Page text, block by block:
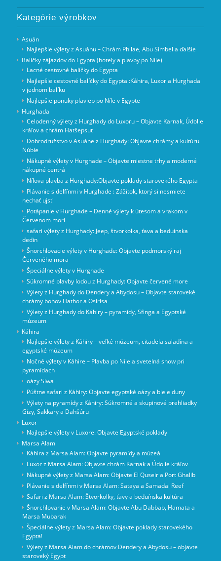
Kategórie výrobkov
Asuán
Najlepšie výlety z Asuánu – Chrám Philae, Abu Simbel a ďalšie
Balíčky zájazdov do Egypta (hotely a plavby po Níle)
Lacné cestovné balíčky do Egypta
Najlepšie cestovné balíčky do Egypta :Káhira, Luxor a Hurghada
v jednom balíku
Najlepšie ponuky plavieb po Níle v Egypte
Hurghada
Celodenný výlety z Hurghady do Luxoru – Objavte Karnak, Údolie
kráľov a chrám Hatšepsut
Dobrodružstvo v Asuáne z Hurghady: Objavte chrámy a kultúru
Núbie
Nákupné výlety v Hurghade – Objavte miestne trhy a moderné
nákupné centrá
Nílova plavba z Hurghady:Objavte poklady starovekého Egypta
Plávanie s delfínmi v Hurghade : Zážitok, ktorý si nesmiete
nechať ujsť
Potápanie v Hurghade – Denné výlety k útesom a vrakom v
Červenom mori
safari výlety z Hurghady: Jeep, štvorkolka, ťava a beduínska
dedin
Šnorchlovacie výlety v Hurghade: Objavte podmorský raj
Červeného mora
Špeciálne výlety v Hurghade
Súkromné ​​plavby loďou z Hurghady: Objavte červené more
Výlety z Hurghady do Dendery a Abydosu – Objavte staroveké
chrámy bohov Hathor a Osirisa
Výlety z Hurghady do Káhiry – pyramídy, Sfinga a Egyptské
múzeum
Káhira
Najlepšie výlety z Káhiry – veľké múzeum, citadela saladína a
egyptské múzeum
Nočné výlety v Káhire – Plavba po Níle a svetelná show pri
pyramídach
oázy Siwa
Púštne safari z Káhiry: Objavte egyptské oázy a biele duny
Výlety na pyramídy z Káhiry: Súkromné a skupinové prehliadky
Gízy, Sakkary a Dahšúru
Luxor
Najlepšie výlety v Luxore: Objavte Egyptské poklady
Marsa Alam
Káhira z Marsa Alam: Objavte pyramídy a múzeá
Luxor z Marsa Alam: Objavte chrám Karnak a Údolie kráľov
Nákupné výlety z Marsa Alam: Objavte El Quseir a Port Ghalib
Plávanie s delfínmi v Marsa Alam: Sataya a Samadai Reef
Safari z Marsa Alam: Štvorkolky, ťavy a beduínska kultúra
Šnorchlovanie v Marsa Alam: Objavte Abu Dabbab, Hamata a
Marsa Mubarak
Špeciálne výlety z Marsa Alam: Objavte poklady starovekého
Egypta!
Výlety z Marsa Alam do chrámov Dendery a Abydosu – objavte
staroveký Egypt